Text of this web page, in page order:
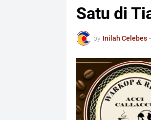
Satu di
by Inilah Celebes -